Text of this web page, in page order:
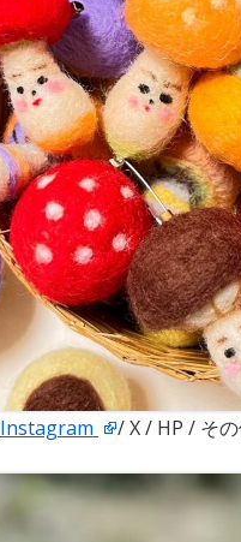
Instagram / X / HP / そ